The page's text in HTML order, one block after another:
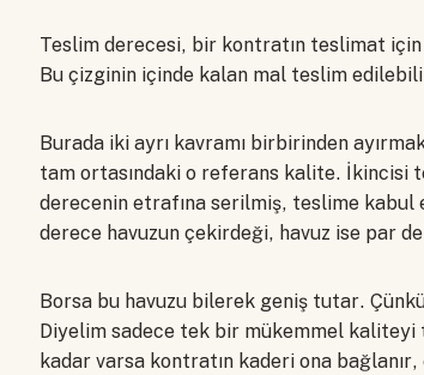
Teslim derecesi, bir kontratın teslimat için
Bu çizginin içinde kalan mal teslim
Burada iki ayrı kavramı birbirinden
tam ortasındaki o referans kalite. İkincisi
derecenin etrafına serilmiş, teslime
derece havuzun çekirdeği, havuz ise par
Borsa bu havuzu bilerek geniş tutar.
Diyelim sadece tek bir mükemmel
kadar varsa kontratın kaderi ona